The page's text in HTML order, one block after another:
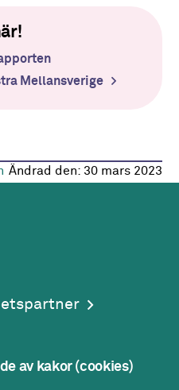
Mellansverige
Ändrad den: 30 mars 2023
av kakor (cookies)